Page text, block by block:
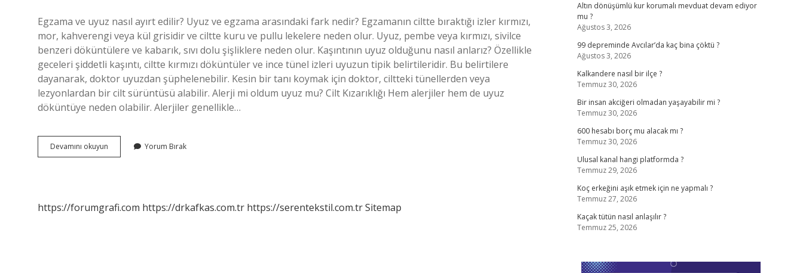
Egzama ve uyuz nasıl ayırt edilir? Uyuz ve egzama arasındaki fark nedir? Egzamanın ciltte bıraktığı izler kırmızı,
mor, kahverengi veya kül grisidir ve ciltte kuru ve pullu lekelere neden olur. Uyuz, pembe veya kırmızı, sivilce
benzeri döküntülere ve kabarık, sıvı dolu şişliklere neden olur. Kaşıntının uyuz olduğunu nasıl anlarız? Özellikle
geceleri şiddetli kaşıntı, ciltte kırmızı döküntüler ve ince tünel izleri uyuzun tipik belirtileridir. Bu belirtilere
dayanarak, doktor uyuzdan şüphelenebilir. Kesin bir tanı koymak için doktor, ciltteki tünellerden veya
lezyonlardan bir cilt sürüntüsü alabilir. Alerji mi oldum uyuz mu? Cilt Kızarıklığı Hem alerjiler hem de uyuz
döküntüye neden olabilir. Alerjiler genellikle…
Devamını okuyun
Mu
Yorum Bırak
https://forumgrafi.com https://drkafkas.com.tr https://serentekstil.com.trSitemap
Altın dönüşümlü kur korumalı mevduat devam ediyor
mu ?
Ağustos 3, 2026
99 depreminde Avcılar’da kaç bina çöktü ?
Ağustos 3, 2026
Kalkandere nasıl bir ilçe ?
Temmuz 30, 2026
Bir insan akciğeri olmadan yaşayabilir mi ?
Temmuz 30, 2026
600 hesabı borç mu alacak mı ?
Temmuz 30, 2026
Ulusal kanal hangi platformda ?
Temmuz 29, 2026
Koç erkeğini aşık etmek için ne yapmalı ?
Temmuz 27, 2026
Kaçak tütün nasıl anlaşılır ?
Temmuz 25, 2026